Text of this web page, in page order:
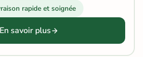
rapide et soignée
En savoir plus